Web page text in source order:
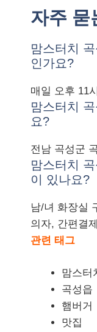
자주 묻
맘스터치
인가요?
매일 오후 11
맘스터치
요?
전남 곡성군
맘스터치
이 있나요?
남/녀 화장실
의자, 간편결제
관련 태그
맘스터
곡성읍
햄버거
맛집